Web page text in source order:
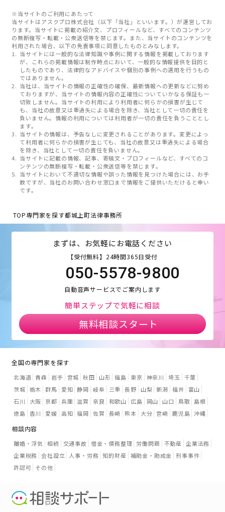
※当サイトのご利用にあたって
当サイトはアスクプロ株式会社（以下「当社」といいます。）が運営してお
ります。当サイトに掲載の紹介文、プロフィールなど、すべてのコンテンツ
の無断複写・転載・公衆送信等を禁じます。また、当サイトのコンテンツを
利用された場合、以下の免責事項に同意したものとみなします。
当サイトには一般的な法律知識や事例に関する情報を掲載しております
が、これらの掲載情報は制作時点において、一般的な情報提供を目的と
したものであり、法律的なアドバイスや個別の事例への適用を行うもの
ではありません。
当社は、当サイトの情報の正確性の確保、最新情報への更新などに努め
ておりますが、当サイトの情報内容の正確性についていかなる保証も一
切致しません。当サイトの利用により利用者に何らかの損害が生じて
も、当社の故意又は重過失による場合を除き、当社として一切の責任を
負いません。情報の利用については利用者が一切の責任を負うこととし
ます。
当サイトの情報は、予告なしに変更されることがあります。変更によっ
て利用者に何らかの損害が生じても、当社の故意又は重過失による場合
を除き、当社として一切の責任を負いません。
当サイトに記載の情報、記事、寄稿文・プロフィールなど、すべてのコ
ンテンツの無断複写・転載・公衆送信等を禁じます。
当サイトにおいて不適切な情報や誤った情報を見つけた場合には、お手
数ですが、当社のお問い合わせ窓口まで情報をご提供いただけると幸い
です。
TOP専門家を探す都城上町法律事務所
まずは、お気軽にお電話ください
【受付無料】24時間365日受付
050-5578-9800
自動音声サービスでご案内します
簡単ステップで気軽に相談
無料相談スタート
全国の専門家を探す
北海道 青森 岩手 宮城 秋田 山形 福島 東京 神奈川 埼玉
千葉
茨城 栃木 群馬 愛知 静岡 岐阜 三重 長野 山梨 新潟 福井
富山
石川
大阪 京都 兵庫 滋賀 奈良 和歌山 広島 岡山 山口 鳥取
島根
徳島 香川 愛媛 高知 福岡 佐賀 長崎 熊本 大分 宮崎 鹿児島 沖縄
相談内容
離婚・浮気 相続 交通事故 借金・債務整理 労働問題 不動産 企業法務
企業税務 会社設立 人事・労務 知的財産 補助金・助成金 刑事事件
許認可 その他